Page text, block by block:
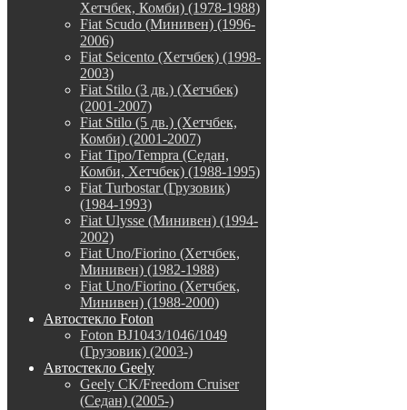
Хетчбек, Комби) (1978-1988)
Fiat Scudo (Минивен) (1996-
2006)
Fiat Seicento (Хетчбек) (1998-
2003)
Fiat Stilo (3 дв.) (Хетчбек)
(2001-2007)
Fiat Stilo (5 дв.) (Хетчбек,
Комби) (2001-2007)
Fiat Tipo/Tempra (Седан,
Комби, Хетчбек) (1988-1995)
Fiat Turbostar (Грузовик)
(1984-1993)
Fiat Ulysse (Минивен) (1994-
2002)
Fiat Uno/Fiorino (Хетчбек,
Минивен) (1982-1988)
Fiat Uno/Fiorino (Хетчбек,
Минивен) (1988-2000)
Автостекло Foton
Foton BJ1043/1046/1049
(Грузовик) (2003-)
Автостекло Geely
Geely CK/Freedom Cruiser
(Седан) (2005-)